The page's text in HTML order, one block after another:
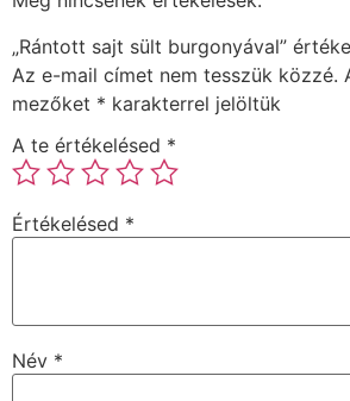
„Rántott sajt sült burgonyával”
Az e-mail címet nem tesszük közzé.
mezőket * karakterrel jelöltük
A te értékelésed *
Értékelésed *
Név *